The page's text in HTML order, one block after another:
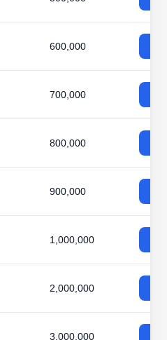
600,000
700,000
800,000
900,000
1,000,000
2,000,000
3,000,000